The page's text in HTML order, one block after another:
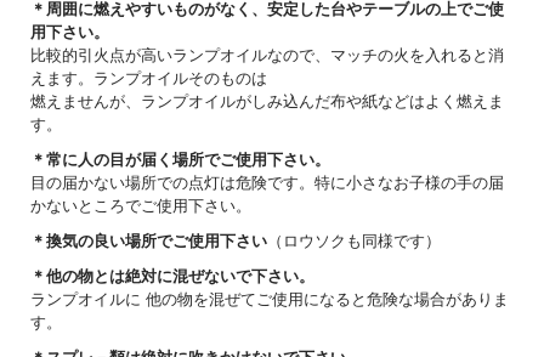
＊周囲に燃えやすいものがなく、安定した台やテーブルの上でご使
用下さい。
比較的引火点が高いランプオイルなので、マッチの火を入れると消
えます。ランプオイルそのものは
燃えませんが、ランプオイルがしみ込んだ布や紙などはよく燃えま
す。
＊常に人の目が届く場所でご使用下さい。
目の届かない場所での点灯は危険です。特に小さなお子様の手の届
かないところでご使用下さい。
＊換気の良い場所でご使用下さい （ロウソクも同様です）
＊他の物とは絶対に混ぜないで下さい。
ランプオイルに 他の物を混ぜてご使用になると危険な場合がありま
す。